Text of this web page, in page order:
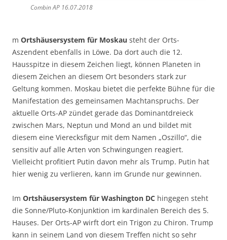
Combin AP 16.07.2018
m Ortshäusersystem für Moskau steht der Orts-
Aszendent ebenfalls in Löwe. Da dort auch die 12.
Hausspitze in diesem Zeichen liegt, können Planeten in
diesem Zeichen an diesem Ort besonders stark zur
Geltung kommen. Moskau bietet die perfekte Bühne für die
Manifestation des gemeinsamen Machtanspruchs. Der
aktuelle Orts-AP zündet gerade das Dominantdreieck
zwischen Mars, Neptun und Mond an und bildet mit
diesem eine Vierecksfigur mit dem Namen „Oszillo“, die
sensitiv auf alle Arten von Schwingungen reagiert.
Vielleicht profitiert Putin davon mehr als Trump. Putin hat
hier wenig zu verlieren, kann im Grunde nur gewinnen.
Im Ortshäusersystem für Washington DC hingegen steht
die Sonne/Pluto-Konjunktion im kardinalen Bereich des 5.
Hauses. Der Orts-AP wirft dort ein Trigon zu Chiron. Trump
kann in seinem Land von diesem Treffen nicht so sehr